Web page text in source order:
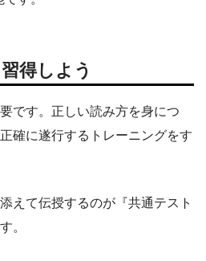
得しよう
です。正しい読み方を身につ
確に遂行するトレーニングをす
えて伝授するのが『共通テスト
。